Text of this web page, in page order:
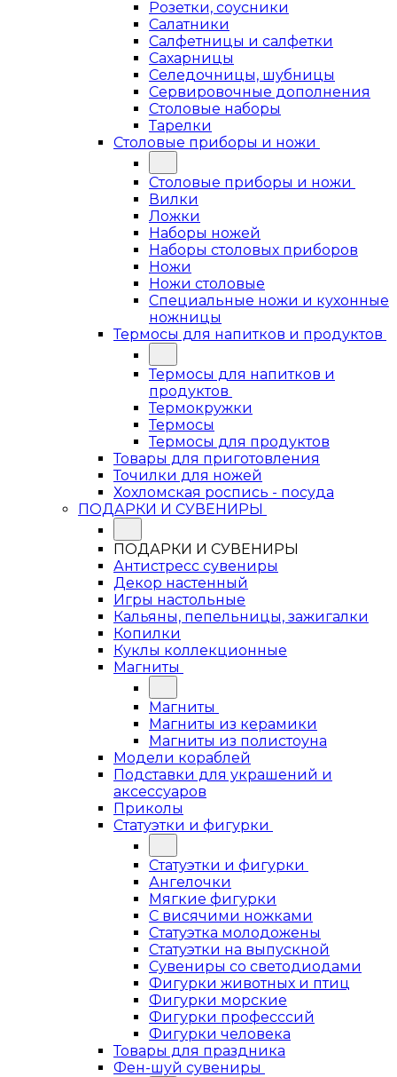
Розетки, соусники
Салатники
Салфетницы и салфетки
Сахарницы
Селедочницы, шубницы
Сервировочные дополнения
Столовые наборы
Тарелки
Столовые приборы и ножи
Столовые приборы и ножи
Вилки
Ложки
Наборы ножей
Наборы столовых приборов
Ножи
Ножи столовые
Специальные ножи и кухонные
ножницы
Термосы для напитков и продуктов
Термосы для напитков и
продуктов
Термокружки
Термосы
Термосы для продуктов
Товары для приготовления
Точилки для ножей
Хохломская роспись - посуда
ПОДАРКИ И СУВЕНИРЫ
ПОДАРКИ И СУВЕНИРЫ
Антистресс сувениры
Декор настенный
Игры настольные
Кальяны, пепельницы, зажигалки
Копилки
Куклы коллекционные
Магниты
Магниты
Магниты из керамики
Магниты из полистоуна
Модели кораблей
Подставки для украшений и
аксессуаров
Приколы
Статуэтки и фигурки
Статуэтки и фигурки
Ангелочки
Мягкие фигурки
С висячими ножками
Статуэтка молодожены
Статуэтки на выпускной
Сувениры со светодиодами
Фигурки животных и птиц
Фигурки морские
Фигурки професссий
Фигурки человека
Товары для праздника
Фен-шуй сувениры